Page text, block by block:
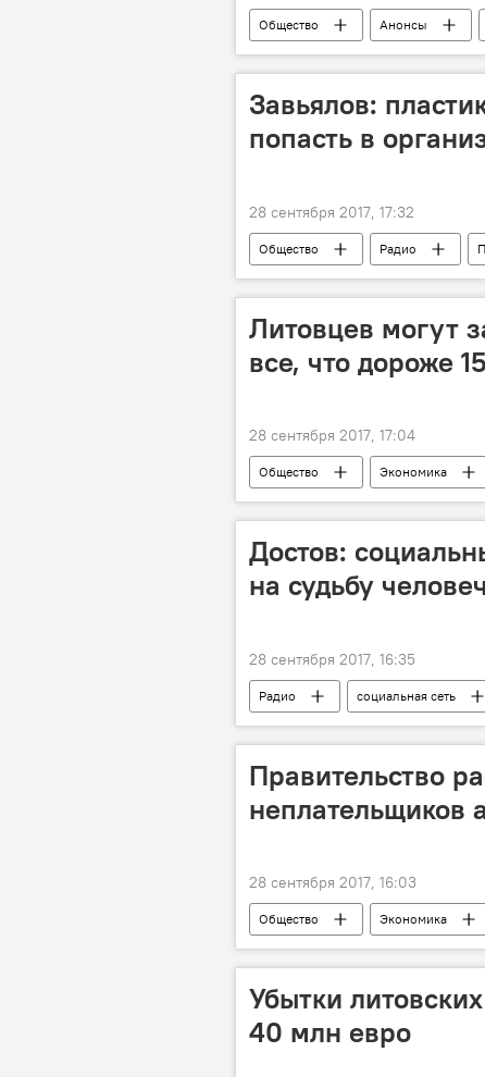
Общество Анонсы
Завьялов:
попасть в
28 сентября 2017, 17:32
Общество Радио
океан
пластиковые отходы
Литовцев могут
все, что дороже
28 сентября 2017, 17:04
Общество Экономика
Достов:
на судьбу
28 сентября 2017, 16:35
Радио социальная сеть
Правительство
неплательщиков
28 сентября 2017, 16:03
Общество Экономика
Фонд социального страхования
Убытки
40 млн евро